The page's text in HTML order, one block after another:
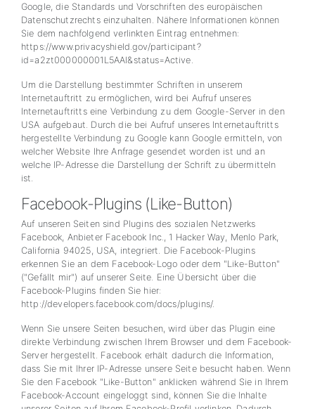
Google, die Standards und Vorschriften des europäischen
Datenschutzrechts einzuhalten. Nähere Informationen können
Sie dem nachfolgend verlinkten Eintrag entnehmen:
https://www.privacyshield.gov/participant?
id=a2zt000000001L5AAI&status=Active.
Um die Darstellung bestimmter Schriften in unserem
Internetauftritt zu ermöglichen, wird bei Aufruf unseres
Internetauftritts eine Verbindung zu dem Google-Server in den
USA aufgebaut. Durch die bei Aufruf unseres Internetauftritts
hergestellte Verbindung zu Google kann Google ermitteln, von
welcher Website Ihre Anfrage gesendet worden ist und an
welche IP-Adresse die Darstellung der Schrift zu übermitteln
ist.
Facebook-Plugins (Like-Button)
Auf unseren Seiten sind Plugins des sozialen Netzwerks
Facebook, Anbieter Facebook Inc., 1 Hacker Way, Menlo Park,
California 94025, USA, integriert. Die Facebook-Plugins
erkennen Sie an dem Facebook-Logo oder dem "Like-Button"
("Gefällt mir") auf unserer Seite. Eine Übersicht über die
Facebook-Plugins finden Sie hier:
http://developers.facebook.com/docs/plugins/.
Wenn Sie unsere Seiten besuchen, wird über das Plugin eine
direkte Verbindung zwischen Ihrem Browser und dem Facebook-
Server hergestellt. Facebook erhält dadurch die Information,
dass Sie mit Ihrer IP-Adresse unsere Seite besucht haben. Wenn
Sie den Facebook "Like-Button" anklicken während Sie in Ihrem
Facebook-Account eingeloggt sind, können Sie die Inhalte